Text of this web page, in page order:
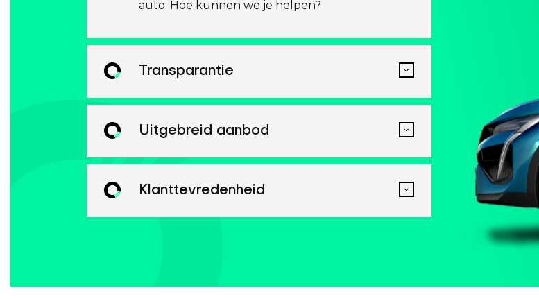
auto. Hoe kunnen we je helpen?
Transparantie
Uitgebreid aanbod
Klanttevredenheid